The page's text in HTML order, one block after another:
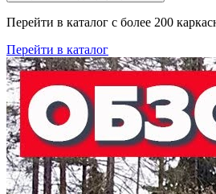
Перейти в каталог с более 200
Перейти в каталог